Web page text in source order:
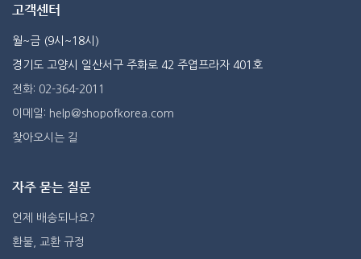
고객센터
월~금 (9시~18시)
경기도 고양시 일산서구 주화로 42 주엽프라자 401호
전화: 02-364-2011
이메일: help@shopofkorea.com
찾아오시는 길
자주 묻는 질문
언제 배송되나요?
환불, 교환 규정